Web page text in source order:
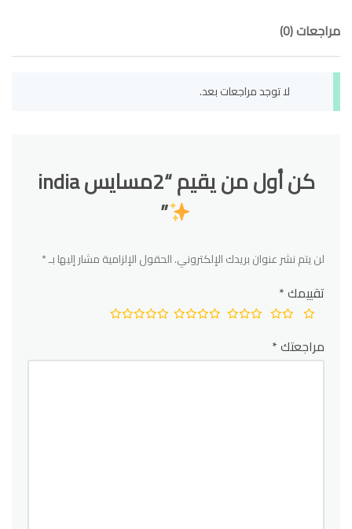
مراجعات (0)
لا توجد مراجعات بعد.
كن أول من يقيم “2مسايس india
”
لن يتم نشر عنوان بريدك الإلكتروني.الحقول الإلزامية مشار إليها بـ*
تقييمك*
مراجعتك*